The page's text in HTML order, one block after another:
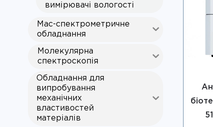
вимірювачі вологості
Мас-спектрометричне
обладнання
Молекулярна
спектроскопія
Обладнання для
випробування
механічних
властивостей
матеріалів